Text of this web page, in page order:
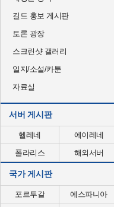
길드 홍보 게시판
토론 광장
스크린샷 갤러리
일지/소설/카툰
자료실
서버 게시판
헬레네
에이레네
폴라리스
해외서버
국가 게시판
포르투갈
에스파니아